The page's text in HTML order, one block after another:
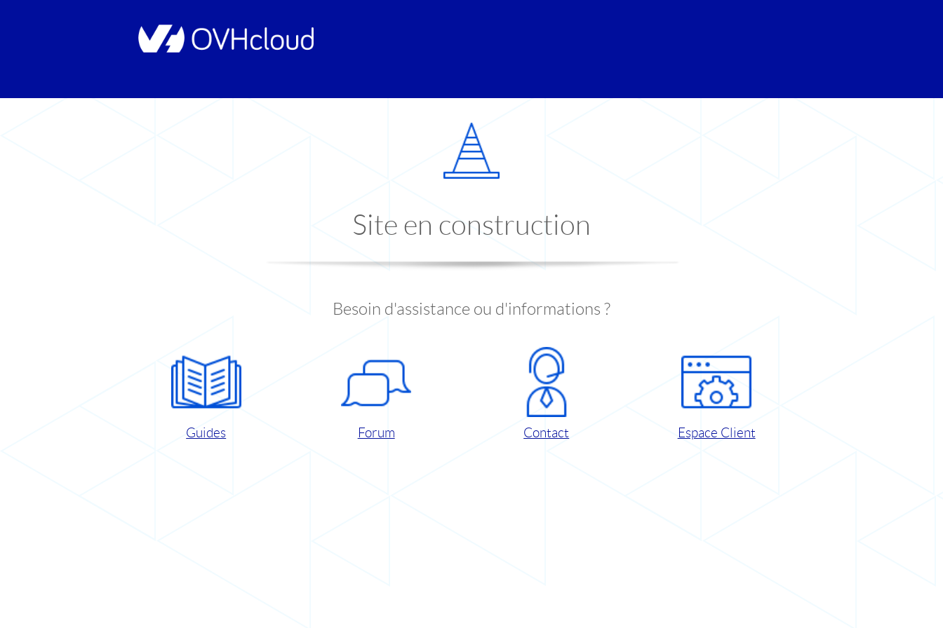
Site en construction
Besoin d'assistance ou d'informations ?
Guides Forum Contact Espace Client